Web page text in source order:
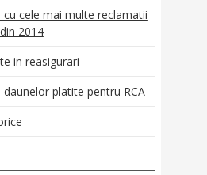
cele mai multe reclamatii
2014
in reasigurari
platite pentru RCA